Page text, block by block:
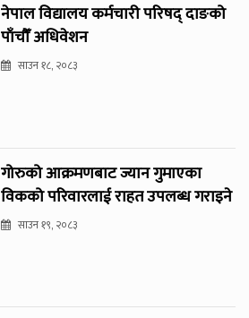
नेपाल विद्यालय कर्मचारी परिषद् दाङको
पाँचौँ अधिवेशन
साउन १८, २०८३
गोरुको आक्रमणबाट ज्यान गुमाएका
विकको परिवारलाई राहत उपलब्ध गराइने
साउन १९, २०८३